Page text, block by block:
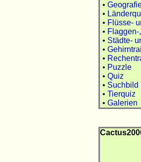
•
•
• Flüsse-
•
• Städte-
•
•
• Puzzle
• Quiz
• Suchbild
• Tierquiz
• Galerien